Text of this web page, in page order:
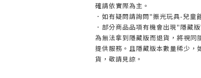
確請依實際為主。
．如有疑問請詢問"振光玩具-兒童
．部分商品品項有機會出現"隱藏
為無法拿到隱藏版而退貨，將視同
提供服務。且隱藏版本數量稀少，
貨，敬請見諒。